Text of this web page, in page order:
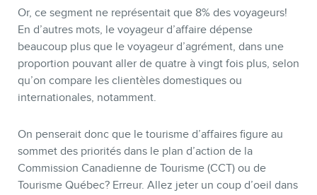
MEMBRES
Or, ce segment ne représentait que 8% des voyageurs!
En d’autres mots, le voyageur d’affaire dépense
beaucoup plus que le voyageur d’agrément, dans une
proportion pouvant aller de quatre à vingt fois plus, selon
qu’on compare les clientèles domestiques ou
internationales, notamment.
On penserait donc que le tourisme d’affaires figure au
sommet des priorités dans le plan d’action de la
Commission Canadienne de Tourisme (CCT) ou de
Tourisme Québec? Erreur. Allez jeter un coup d’oeil dans